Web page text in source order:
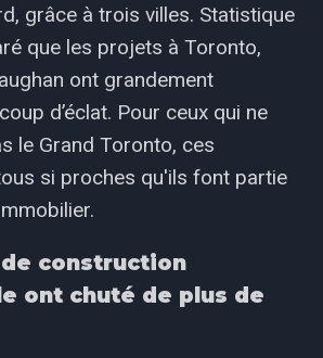
grâce à trois villes. Statistique
que les projets à Toronto,
ont grandement
d’éclat. Pour ceux qui ne
le Grand Toronto, ces
si proches qu'ils font partie
construction
ont chuté de plus de